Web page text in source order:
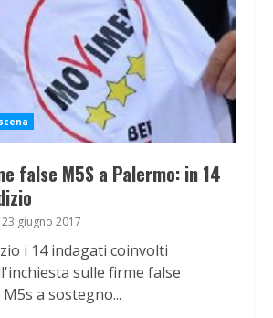
false M5S a Palermo: in 14
23 giugno 2017
i 14 indagati coinvolti
sulle firme false
a sostegno...